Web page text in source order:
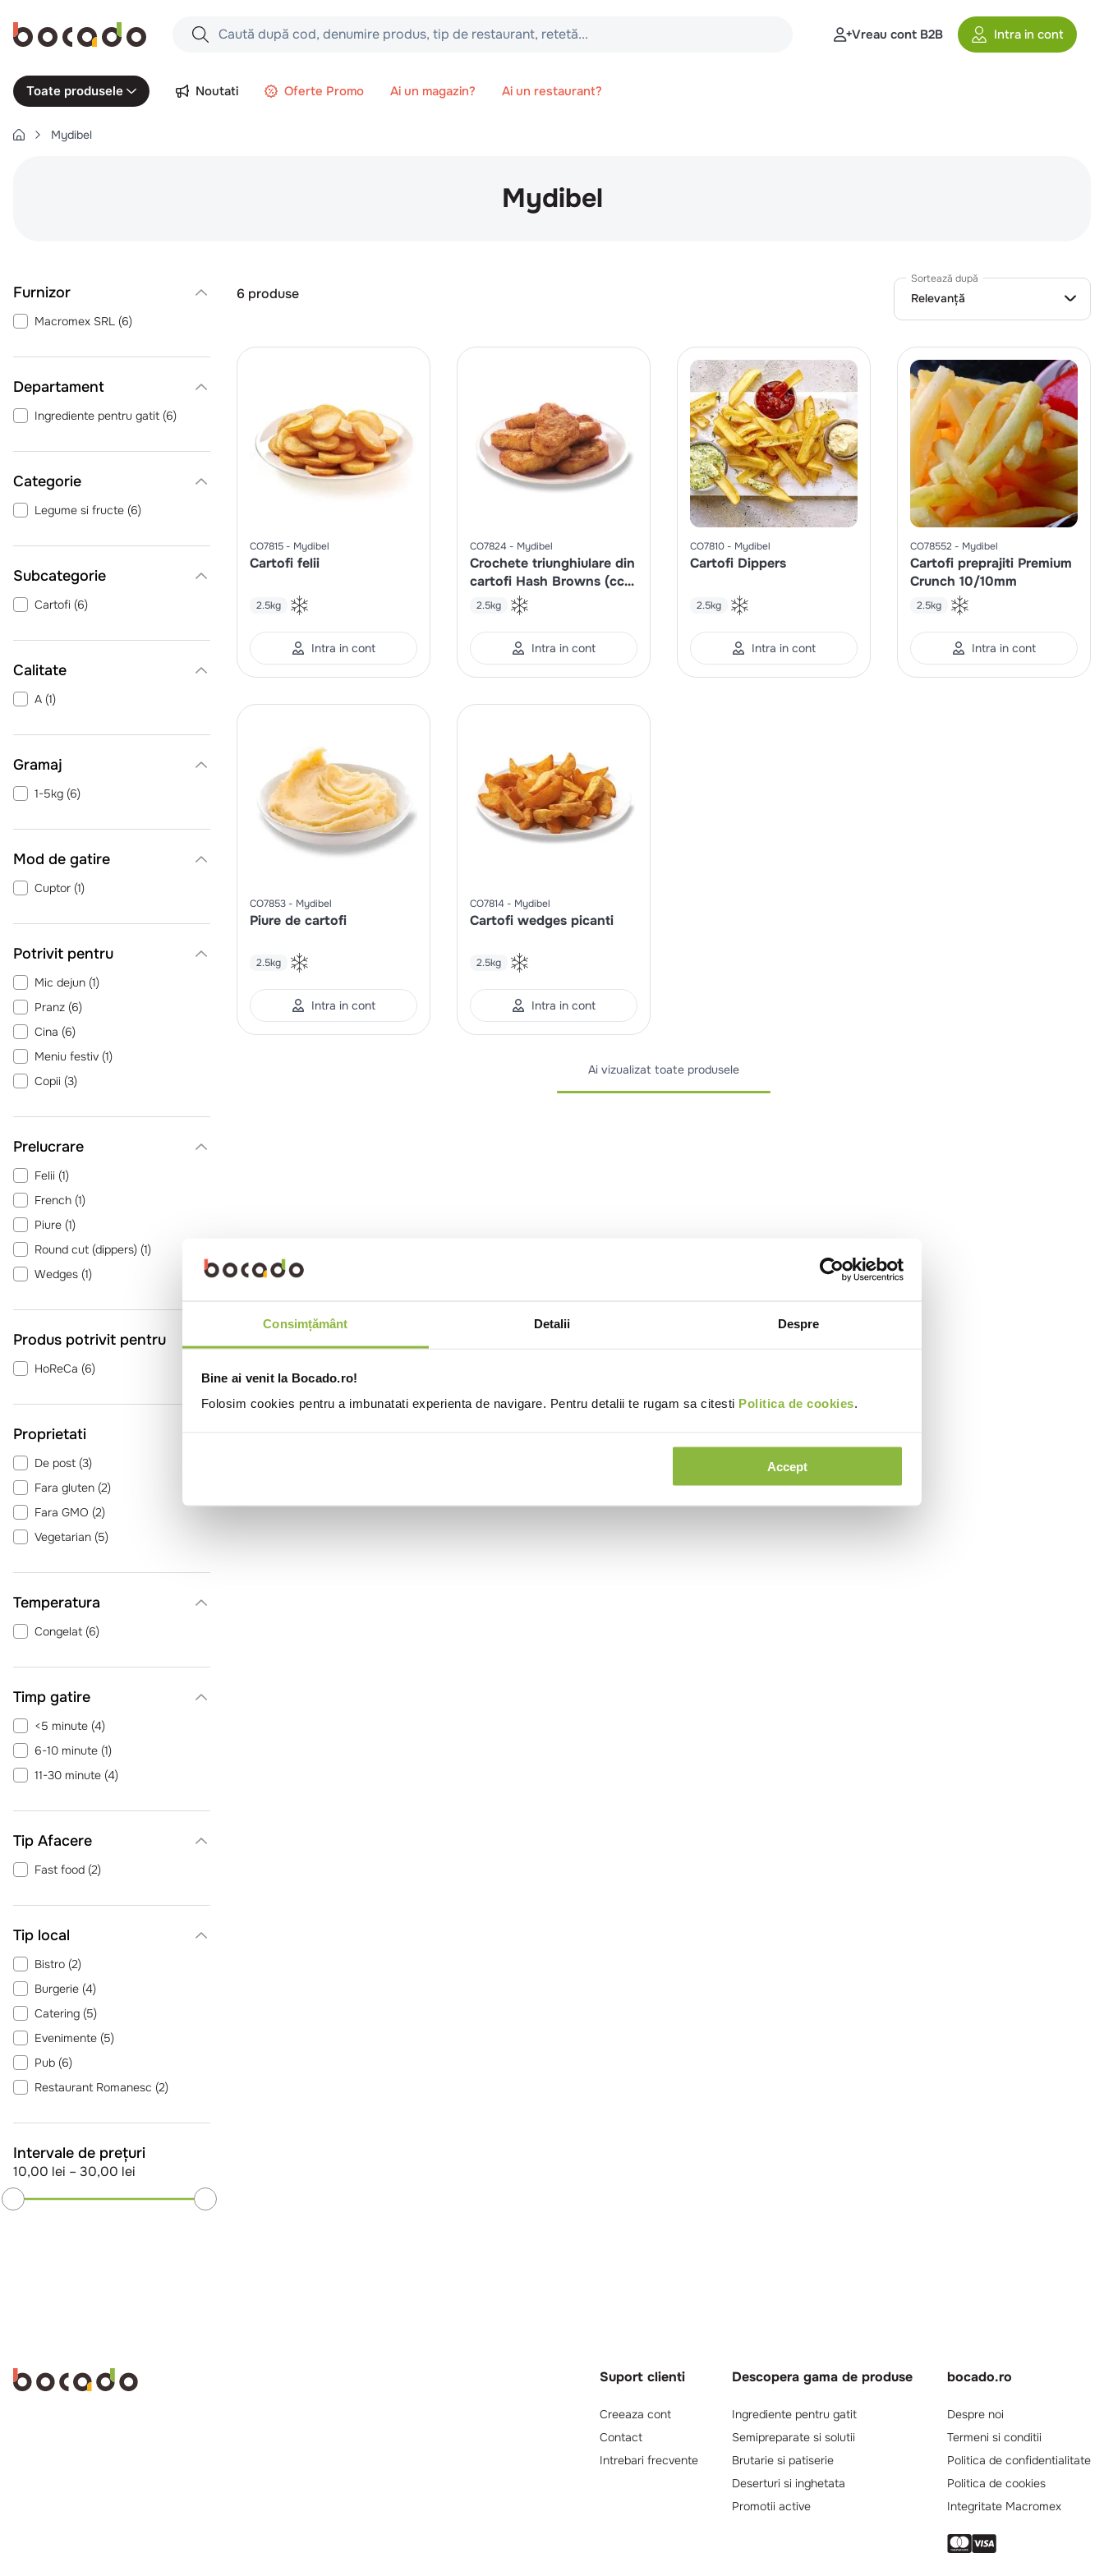
Consimțământ Detalii Despre
Bine ai venit la Bocado.ro!
Folosim cookies pentru a imbunatati experienta de navigare. Pentru detalii te rugam sa citesti Politica de cookies.
Accept
Caută după cod, denumire produs, tip de restaurant, retetă...
Căutări populare
10.pizza
Vreau cont B2B Intra in cont
Toate produsele Noutati Oferte Promo Ai un magazin? Ai un restaurant?
Mydibel
Mydibel
Macromex SRL (6)
Departament
Ingrediente pentru gatit (6)
Categorie
Legume si fructe (6)
Cartofi (6)
Calitate
A (1)
Gramaj
1-5kg (6)
Mod de gatire
Cuptor (1)
Potrivit pentru
Mic dejun (1)
Pranz (6)
Cina (6)
Meniu festiv (1)
Copii (3)
Prelucrare
Felii (1)
French (1)
Piure (1)
Round cut (dippers) (1)
Wedges (1)
Produs potrivit pentru
HoReCa (6)
Proprietati
De post (3)
Fara gluten (2)
Fara GMO (2)
Vegetarian (5)
Temperatura
Congelat (6)
Timp gatire
<5 minute (4)
6-10 minute (1)
11-30 minute (4)
Tip Afacere
Fast food (2)
Tip local
Bistro (2)
Burgerie (4)
Catering (5)
Evenimente (5)
Pub (6)
Restaurant Romanesc (2)
(1)
Vegetarian (5)
Intervale de prețuri
10,00 lei – 30,00 lei
6 produse
Sortează după
Relevanță
CO7815 Mydibel
Cartofi felii
2.5kg
Intra in cont
CO7824 Mydibel
Crochete triunghiulare din
cartofi Hash Browns (cca.
42g/buc)
2.5kg
Intra in cont
CO7810 Mydibel
Cartofi Dippers
2.5kg
Intra in cont
CO78552 Mydibel
Cartofi preprajiti Premium
Crunch 10/10mm
2.5kg
Intra in cont
CO7853 Mydibel
Piure de cartofi
2.5kg
Intra in cont
CO7814 Mydibel
Cartofi wedges picanti
2.5kg
Intra in cont
Ai vizualizat toate produsele
Suport clienti
Creeaza cont
Contact
Intrebari frecvente
Descopera gama de produse
Ingrediente pentru gatit
Semipreparate si solutii
Brutarie si patiserie
Deserturi si inghetata
Promotii active
bocado.ro
Despre noi
Termeni si conditii
Politica de confidentialitate
Politica de cookies
Integritate Macromex